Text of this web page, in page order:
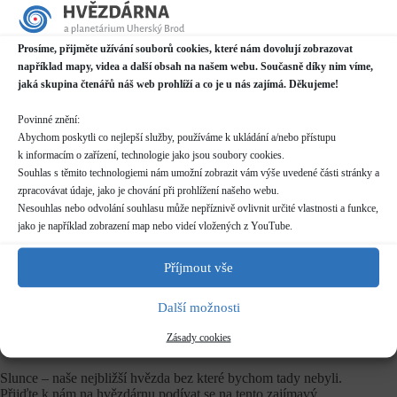
Prosíme, přijměte užívání souborů cookies, které nám dovolují zobrazovat
například mapy, videa a další obsah na našem webu. Současně díky nim víme,
jaká skupina čtenářů náš web prohlíží a co je u nás zajímá. Děkujeme!
Povinné znění:
Abychom poskytli co nejlepší služby, používáme k ukládání a/nebo přístupu
k informacím o zařízení, technologie jako jsou soubory cookies.
Souhlas s těmito technologiemi nám umožní zobrazit vám výše uvedené části stránky a
zpracovávat údaje, jako je chování při prohlížení našeho webu.
Nesouhlas nebo odvolání souhlasu může nepříznivě ovlivnit určité vlastnosti a funkce,
jako je například zobrazení map nebo videí vložených z YouTube.
Příjmout vše
Další možnosti
Zásady cookies
Datum / čas
15.07.2026
16:00 - 18:30
Hvězdárna
Prakšická 2222, Uherský Brod
Další informace o dostupnosti a parkování
Kategorie
Pravidelné akce
Rezervace
Slunce – naše nejbližší hvězda bez které bychom tady nebyli.
Přijďte k nám na hvězdárnu podívat se na tento zajímavý